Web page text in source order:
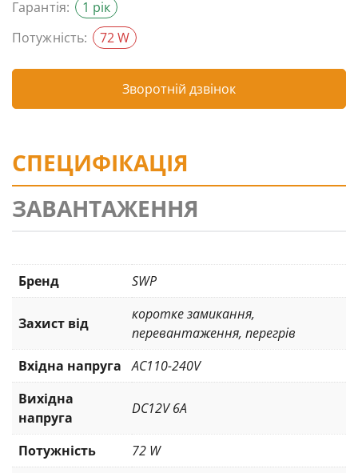
Гарантія:
1 рік
Потужність:
72 W
Зворотній дзвінок
СПЕЦИФІКАЦІЯ
ЗАВАНТАЖЕННЯ
Бренд SWP
Захист від
коротке замикання,
перевантаження, перегрів
Вхідна напруга
AC110-240V
Вихідна
напруга
DC12V 6A
Потужність
72 W